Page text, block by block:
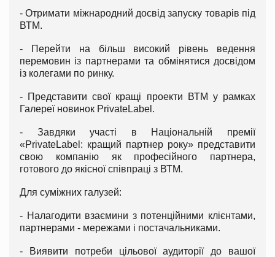
- Отримати міжнародний досвід запуску товарів під
ВТМ.
- Перейти на більш високий рівень ведення
перемовин із партнерами та обмінятися досвідом
із колегами по ринку.
- Представити свої кращі проекти ВТМ у рамках
Галереї новинок PrivateLabel.
- Завдяки участі в Національній премії
«PrivateLabel: кращий партнер року» представити
свою компанію як професійного партнера,
готового до якісної співпраці з ВТМ.
Для суміжних галузей:
- Налагодити взаємини з потенційними клієнтами,
партнерами - мережами і постачальниками.
- Виявити потреби цільової аудиторії до вашої